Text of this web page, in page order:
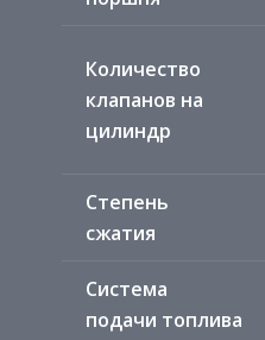
Количество
клапанов на
цилиндр
Степень
сжатия
Система
подачи топлива